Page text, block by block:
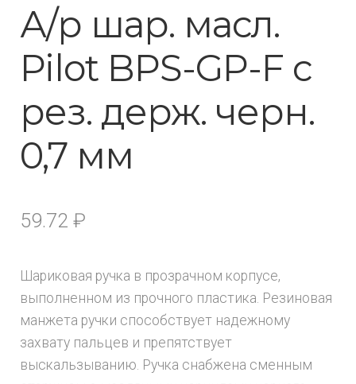
А/р шар. масл.
Рilot BPS-GP-F с
рез. держ. черн.
0,7 мм
59.72 ₽
Шариковая ручка в прозрачном корпусе,
выполненном из прочного пластика. Резиновая
манжета ручки способствует надежному
захвату пальцев и препятствует
выскальзыванию. Ручка снабжена сменным